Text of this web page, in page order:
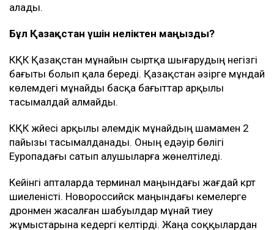
алады.
Бұл Қазақстан үшін неліктен маңызды?
КҚК Қазақстан мұнайын сыртқа шығарудың негізгі
бағыты болып қала береді. Қазақстан әзірге мұндай
көлемдегі мұнайды басқа бағыттар арқылы
тасымалдай алмайды.
КҚК жүйесі арқылы әлемдік мұнайдың шамамен 2
пайызы тасымалданады. Оның едәуір бөлігі
Еуропадағы сатып алушыларға жөнелтіледі.
Кейінгі апталарда терминал маңындағы жағдай күрт
шиеленісті. Новороссийск маңындағы кемелерге
дронмен жасалған шабуылдар мұнай тиеу
жұмыстарына кедергі келтірді. Жаңа соққылардан